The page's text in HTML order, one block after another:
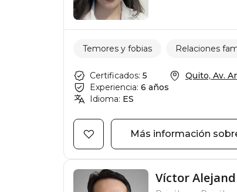
Temores y fobias Relaciones
Certificados: 5
Experiencia: 6 años
Idioma: ES
Quito, Av.
Más información
Víctor